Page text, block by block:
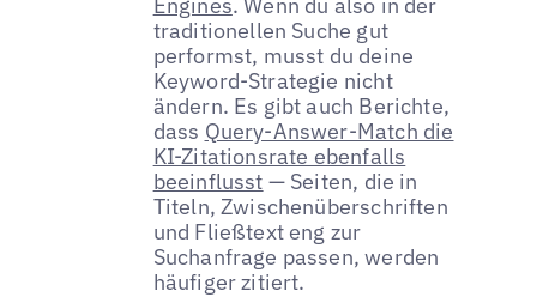
traditionellen Suche gut
performst, musst du deine
Keyword-Strategie nicht
ändern. Es gibt auch Berichte,
dass Query-Answer-Match die
KI-Zitationsrate ebenfalls
beeinflusst — Seiten, die in
Titeln, Zwischenüberschriften
und Fließtext eng zur
Suchanfrage passen, werden
häufiger zitiert.